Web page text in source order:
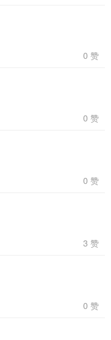
0 赞
0 赞
0 赞
3 赞
0 赞